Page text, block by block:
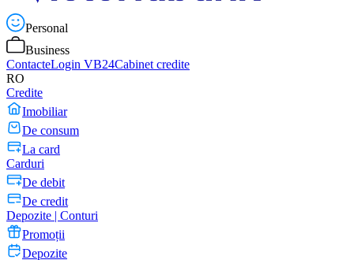
Personal
Business
ContacteLogin VB24Cabinet credite
RO
Credite
Imobiliar
De consum
La card
Carduri
De debit
De credit
Depozite | Conturi
Promoții
Depozite